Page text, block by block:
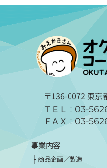
〒136-0072 東京
ＴＥＬ： 03-
ＦＡＸ： 03-
事業内容
商品企画／製造